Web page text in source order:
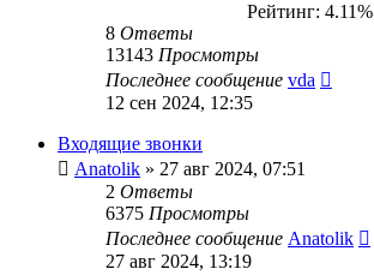
Рейтинг: 4.11%
8 Ответы
13143 Просмотры
Последнее сообщение vda
12 сен 2024, 12:35
Входящие звонки
Anatolik » 27 авг 2024, 07:51
2 Ответы
6375 Просмотры
Последнее сообщение Anatolik
27 авг 2024, 13:19